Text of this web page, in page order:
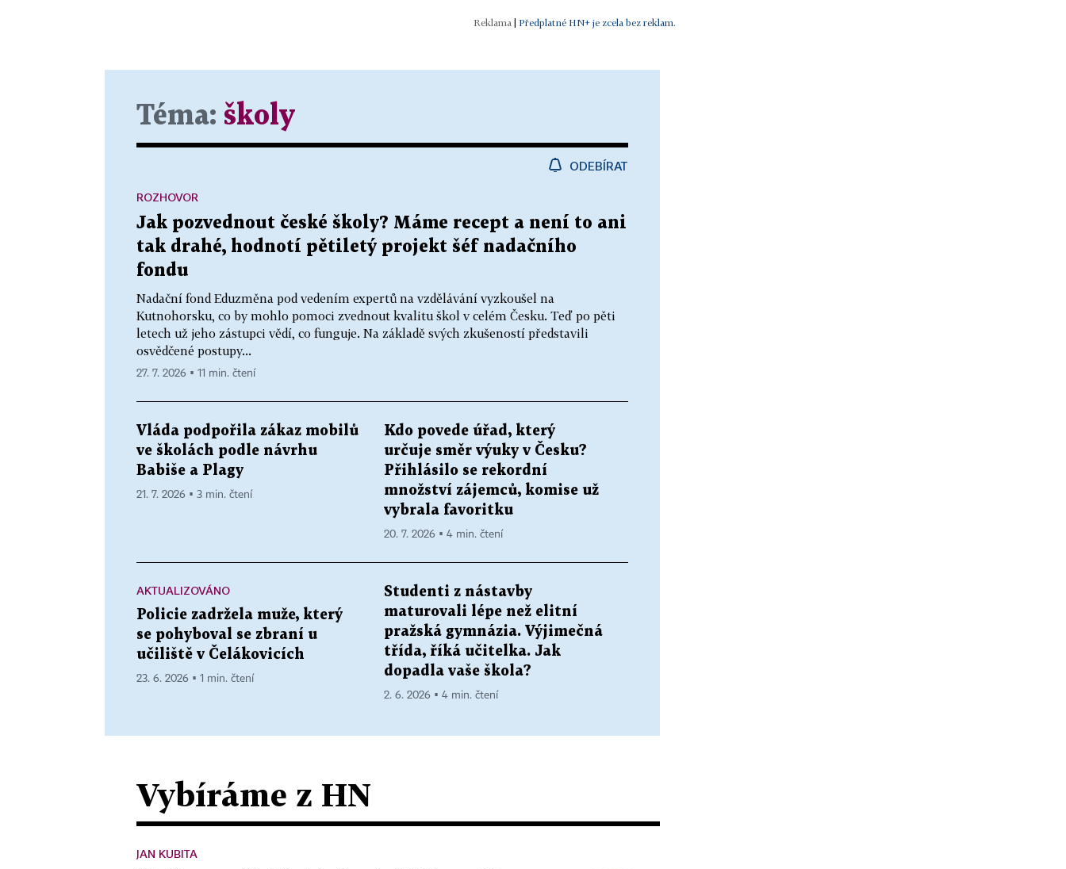
| Předplatné HN+ je zcela bez reklam.
Téma: školy
ODEBÍRAT
Jak pozvednout české školy? Máme recept a není to ani
tak drahé, hodnotí pětiletý projekt šéf nadačního
fondu
Nadační fond Eduzměna pod vedením expertů na vzdělávání vyzkoušel na
Kutnohorsku, co by mohlo pomoci zvednout kvalitu škol v celém Česku. Teď po pěti
letech už jeho zástupci vědí, co funguje. Na základě svých zkušeností představili
osvědčené postupy...
ROZHOVOR
27. 7. 2026 ▪ 11 min. čtení
Vláda podpořila zákaz mobilů
ve školách podle návrhu
Babiše a Plagy
21. 7. 2026 ▪ 3 min. čtení
Kdo povede úřad, který
určuje směr výuky v Česku?
Přihlásilo se rekordní
množství zájemců, komise už
vybrala favoritku
20. 7. 2026 ▪ 4 min. čtení
AKTUALIZOVÁNO
Policie zadržela muže, který
se pohyboval se zbraní u
učiliště v Čelákovicích
23. 6. 2026 ▪ 1 min. čtení
Studenti z nástavby
maturovali lépe než elitní
pražská gymnázia. Výjimečná
třída, říká učitelka. Jak
dopadla vaše škola?
2. 6. 2026 ▪ 4 min. čtení
Vybíráme z HN
JAN KUBITA